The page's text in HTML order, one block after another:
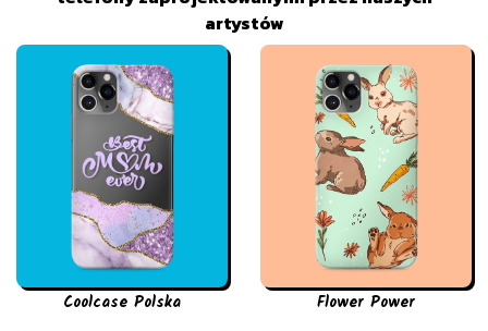
artystów
Coolcase Polska Flower Power